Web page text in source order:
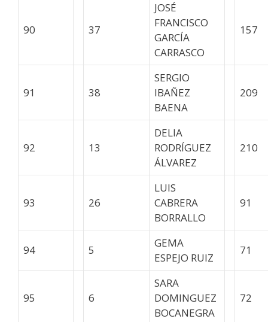
90 37
JOSÉ
FRANCISCO
GARCÍA
CARRASCO
157
91 38
SERGIO
IBAÑEZ
BAENA
209
92 13
DELIA
RODRÍGUEZ
ÁLVAREZ
210
93 26
LUIS
CABRERA
BORRALLO
91
94 5
GEMA
ESPEJO RUIZ
71
95 6
SARA
DOMINGUEZ
BOCANEGRA
72